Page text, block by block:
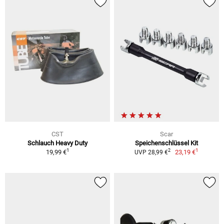
CST
Schlauch Heavy Duty
19,99 €1
Scar
Speichenschlüssel Kit
UVP 28,99 €2 23,19 €1